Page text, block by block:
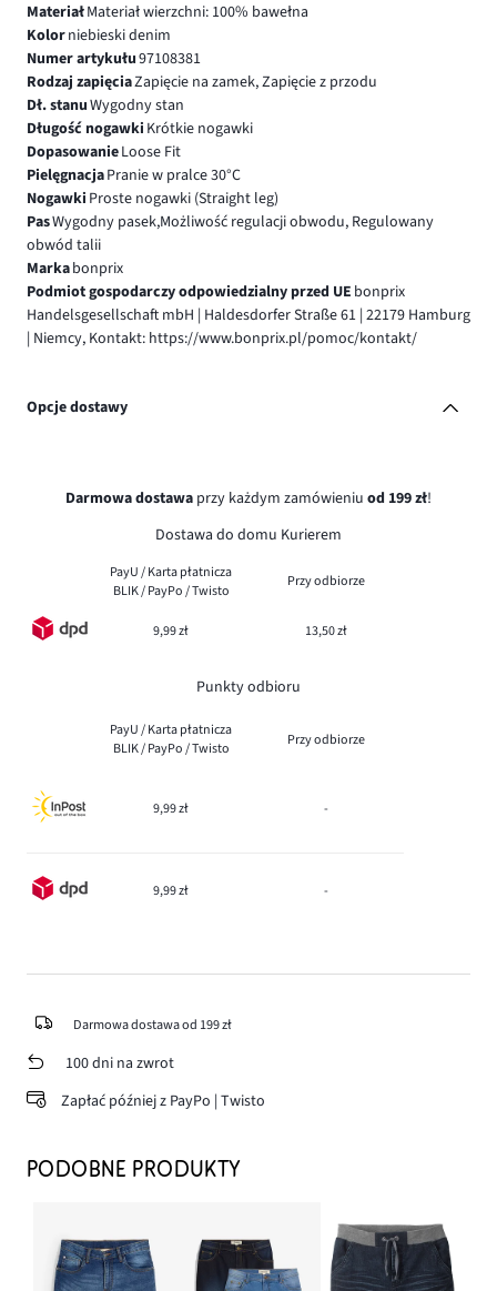
MateriałMateriał wierzchni: 100% bawełna
Kolorniebieski denim
Numer artykułu97108381
Rodzaj zapięciaZapięcie na zamek, Zapięcie z przodu
Dł. stanuWygodny stan
Długość nogawki Krótkie nogawki
DopasowanieLoose Fit
PielęgnacjaPranie w pralce 30°C
Nogawki Proste nogawki (Straight leg)
PasWygodny pasek,Możliwość regulacji obwodu, Regulowany
obwód talii
Markabonprix
Podmiot gospodarczy odpowiedzialny przed UE bonprix
Handelsgesellschaft mbH | Haldesdorfer Straße 61 | 22179 Hamburg
| Niemcy, Kontakt: https://www.bonprix.pl/pomoc/kontakt/
Opcje dostawy
Darmowa dostawa przy każdym zamówieniu od 199 zł!
Dostawa do domu Kurierem
PayU / Karta płatnicza
BLIK / PayPo / Twisto
Przy odbiorze
9,99 zł 13,50 zł
Punkty odbioru
PayU / Karta płatnicza
BLIK / PayPo / Twisto
Przy odbiorze
9,99 zł -
9,99 zł -
Darmowa dostawa od 199 zł
100 dni na zwrot
Zapłać później z PayPo | Twisto
PODOBNE PRODUKTY